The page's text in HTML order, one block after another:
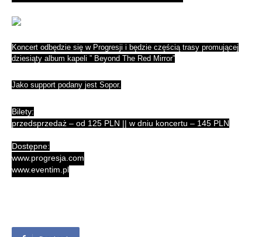
Koncert odbędzie się w Progresji i będzie częścią trasy promującej
dziesiąty album kapeli ” Beyond The Red Mirror”
Jako support podany jest Sopor.
Bilety:
przedsprzedaż – od 125 PLN || w dniu koncertu – 145 PLN
Dostępne:
www.progresja.com
www.eventim.pl